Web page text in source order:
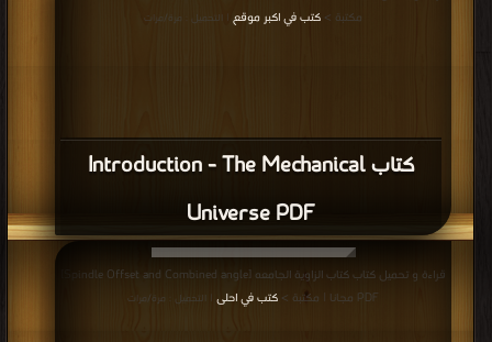
كتاب Introduction - The Mechanical
Universe PDF
مكتبة > كتب في اكبر موقع | التحميل : مرة/مرات
PDF مجانا | مكتبة >
كتب في احلى | التحميل : مرة/مرات